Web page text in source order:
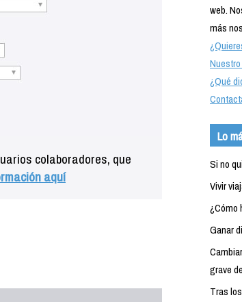
colaboradores, que
aquí
web.
más
¿Qué
Lo
Si no
Vivir
¿Cómo
Ganar
grave
Tras